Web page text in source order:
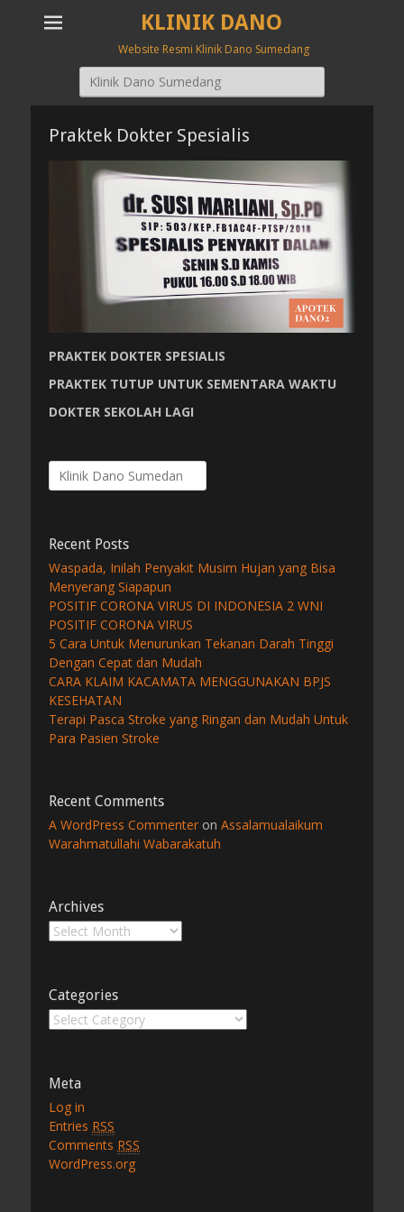
KLINIK DANO
Website Resmi Klinik Dano Sumedang
Search
for:
Praktek Dokter Spesialis
PRAKTEK DOKTER SPESIALIS
PRAKTEK TUTUP UNTUK SEMENTARA WAKTU
DOKTER SEKOLAH LAGI
Search
for:
Recent Posts
Waspada, Inilah Penyakit Musim Hujan yang Bisa
Menyerang Siapapun
POSITIF CORONA VIRUS DI INDONESIA 2 WNI
POSITIF CORONA VIRUS
5 Cara Untuk Menurunkan Tekanan Darah Tinggi
Dengan Cepat dan Mudah
CARA KLAIM KACAMATA MENGGUNAKAN BPJS
KESEHATAN
Terapi Pasca Stroke yang Ringan dan Mudah Untuk
Para Pasien Stroke
Recent Comments
A WordPress Commenter on Assalamualaikum
Warahmatullahi Wabarakatuh
Archives
Archives
Categories
Categories
Meta
Log in
Entries RSS
Comments RSS
WordPress.org